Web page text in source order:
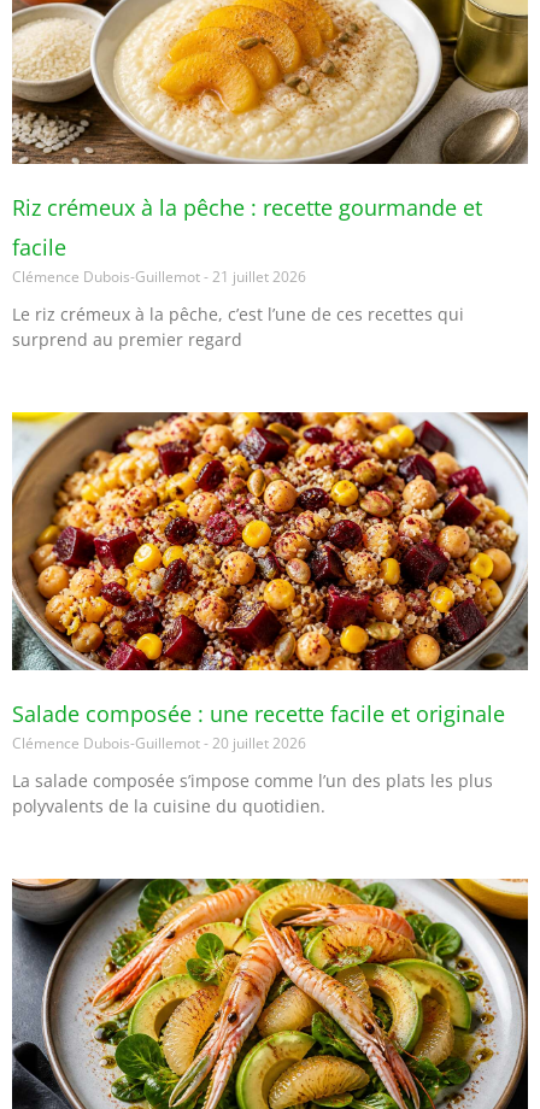
Riz crémeux à la pêche : recette gourmande et
facile
Clémence Dubois-Guillemot 21 juillet 2026
Le riz crémeux à la pêche, c’est l’une de ces recettes qui
surprend au premier regard
Salade composée : une recette facile et originale
Clémence Dubois-Guillemot 20 juillet 2026
La salade composée s’impose comme l’un des plats les plus
polyvalents de la cuisine du quotidien.